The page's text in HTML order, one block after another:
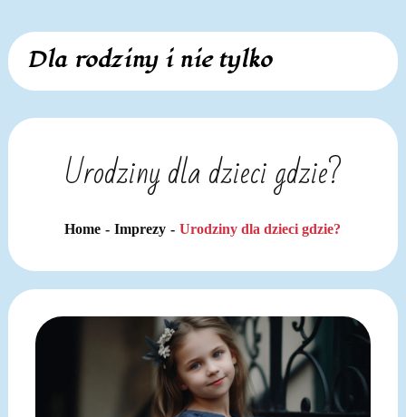
Skip
content
Dla rodziny i nie tylko
Urodziny dla dzieci gdzie?
Home Imprezy Urodziny dla dzieci gdzie?